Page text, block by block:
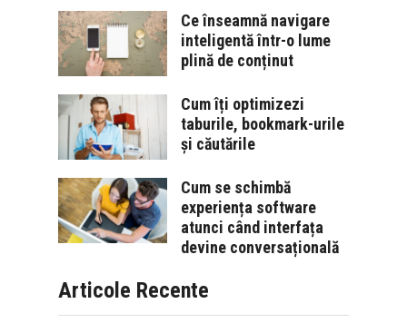
Ce înseamnă navigare
inteligentă într-o lume
plină de conținut
Cum îți optimizezi
taburile, bookmark-urile
și căutările
Cum se schimbă
experiența software
atunci când interfața
devine conversațională
Articole Recente